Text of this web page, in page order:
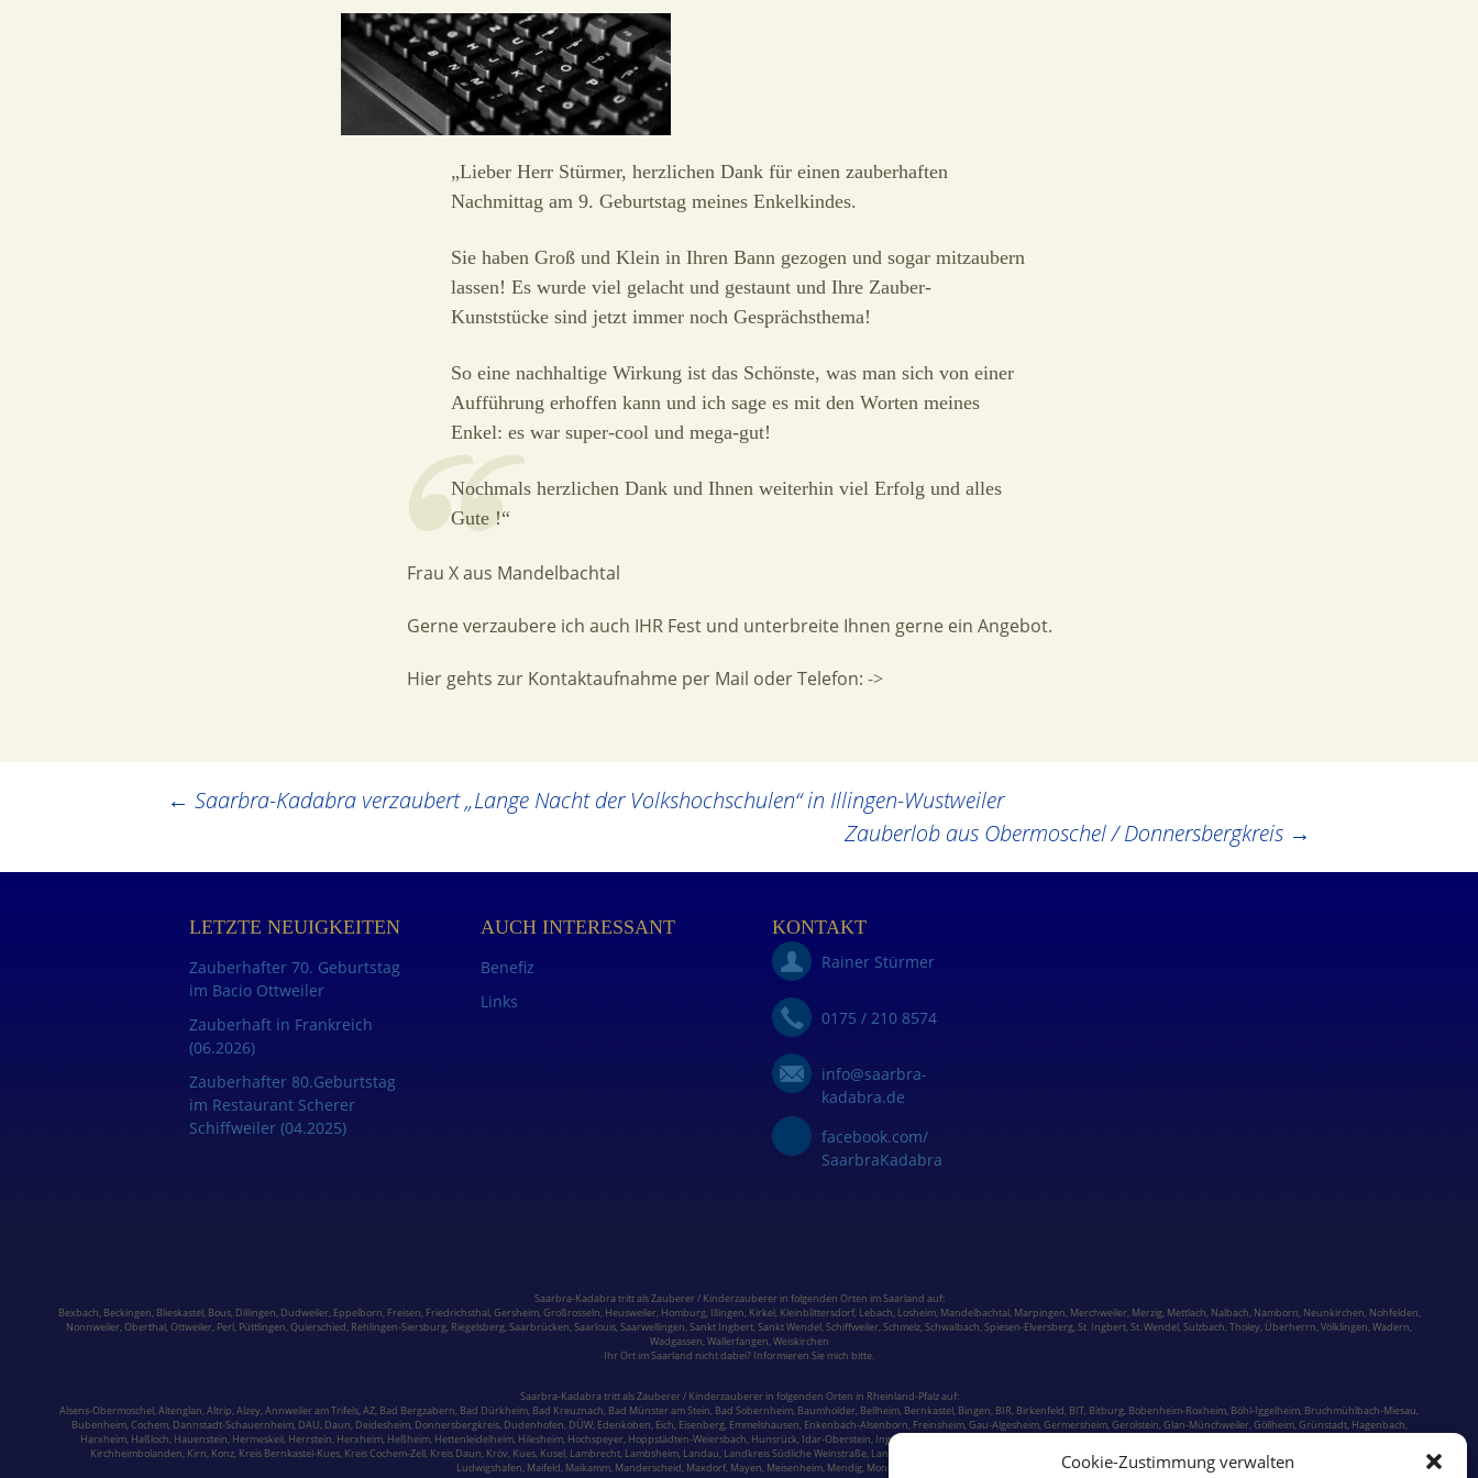
Cookie-Zustimmung verwalten
„Lieber Herr Stürmer, herzlichen Dank für einen zauberhaften
Nachmittag am 9. Geburtstag meines Enkelkindes.
Sie haben Groß und Klein in Ihren Bann gezogen und sogar mitzaubern
lassen! Es wurde viel gelacht und gestaunt und Ihre Zauber-
Kunststücke sind jetzt immer noch Gesprächsthema!
So eine nachhaltige Wirkung ist das Schönste, was man sich von einer
Aufführung erhoffen kann und ich sage es mit den Worten meines
Enkel: es war super-cool und mega-gut!
Nochmals herzlichen Dank und Ihnen weiterhin viel Erfolg und alles
Gute !“
Frau X aus Mandelbachtal
Gerne verzaubere ich auch IHR Fest und unterbreite Ihnen gerne ein Angebot.
Hier gehts zur Kontaktaufnahme per Mail oder Telefon: ->
navigation
← Saarbra-Kadabra verzaubert „Lange Nacht der Volkshochschulen“ in Illingen-Wustweiler
Zauberlob aus Obermoschel / Donnersbergkreis →
LETZTE NEUIGKEITEN
Zauberhafter 70. Geburtstag
im Bacio Ottweiler
Zauberhaft in Frankreich
(06.2026)
Zauberhafter 80.Geburtstag
im Restaurant Scherer
Schiffweiler (04.2025)
AUCH INTERESSANT
Benefiz
Links
KONTAKT
Rainer Stürmer
0175 / 210 8574
info@saarbra-
kadabra.de
facebook.com/
SaarbraKadabra
Saarbra-Kadabra tritt als Zauberer / Kinderzauberer in folgenden Orten imSaarland auf:
Bexbach, Beckingen, Blieskastel, Bous, Dillingen, Dudweiler, Eppelborn, Freisen, Friedrichsthal,Gersheim,Großrosseln, Heusweiler, Homburg, Illingen, Kirkel, Kleinblittersdorf, Lebach, Losheim, Mandelbachtal, Marpingen, Merchweiler, Merzig, Mettlach, Nalbach, Namborn, Neunkirchen, Nohfelden,
Nonnweiler,Oberthal,Ottweiler, Perl, Püttlingen,Quierschied, Rehlingen-Siersburg, Riegelsberg,Saarbrücken,Saarlouis,Saarwellingen,Sankt Ingbert,Sankt Wendel,Schiffweiler,Schmelz,Schwalbach,Spiesen-Elversberg,St. Ingbert,St. Wendel,Sulzbach,Tholey, Überherrn,Völklingen,Wadern,
Wadgassen,Wallerfangen,Weiskirchen
Ihr Ort im Saarland nicht dabei? Informieren Sie mich bitte.
Saarbra-Kadabra tritt als Zauberer / Kinderzauberer in folgenden Orten in Rheinland-Pfalzauf:
Alsens-Obermoschel,Altenglan, Altrip,Alzey, Annweiler am Trifels, AZ, Bad Bergzabern, Bad Dürkheim, Bad Kreuznach, Bad Münster am Stein, Bad Sobernheim, Baumholder, Bellheim, Bernkastel, Bingen, BIR, Birkenfeld, BIT, Bitburg, Bobenheim-Roxheim, Böhl-Iggelheim, Bruchmühlbach-Miesau,
Bubenheim,Cochem,Dannstadt-Schauernheim, DAU, Daun, Deidesheim,Donnersbergkreis, Dudenhofen, DÜW, Edenkoben, Eich, Eisenberg, Emmelshausen, Enkenbach-Alsenborn, Freinsheim, Gau-Algesheim, Germersheim, Gerolstein,Glan-Münchweiler,Göllheim,Grünstadt, Hagenbach,
Harxheim, Haßloch, Hauenstein, Hermeskeil, Herrstein, Herxheim, Heßheim, Hettenleidelheim, Hilesheim, Hochspeyer, Hoppstädten-Weiersbach, Hunsrück, Idar-Oberstein, Ingelheim,
Kirchheimbolanden, Kirn, Konz, Kreis Bernkastel-Kues, Kreis Cochem-Zell, Kreis Daun, Kröv, Kues, Kusel, Lambrecht, Lambsheim, Landau, Landkreis Südliche Weinstraße, Landkreis Südwestpfalz,
, Langenlonsheim, Lauterecken, LD, Limburgerhof, Lingenfeld, Lörzweiler, LU,
Ludwigshafen, Maifeld, Maikamm, Manderscheid, Maxdorf, Mayen, Meisenheim, Mendig, Monsheim,